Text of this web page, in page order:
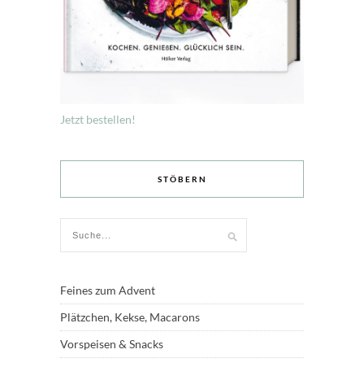
Jetzt bestellen!
STÖBERN
Feines zum Advent
Plätzchen, Kekse, Macarons
Vorspeisen & Snacks